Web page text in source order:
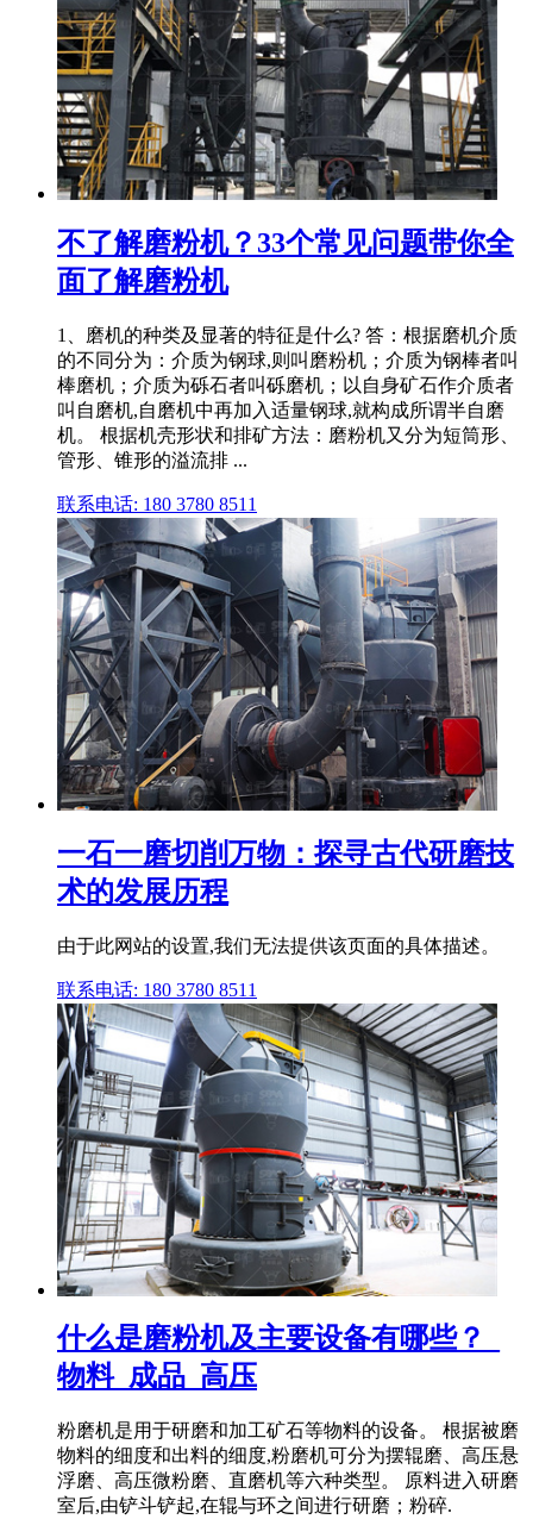
不了解磨粉机？33个常见问题带你全
面了解磨粉机
1、磨机的种类及显著的特征是什么? 答：根据磨机介质
的不同分为：介质为钢球,则叫磨粉机；介质为钢棒者叫
棒磨机；介质为砾石者叫砾磨机；以自身矿石作介质者
叫自磨机,自磨机中再加入适量钢球,就构成所谓半自磨
机。 根据机壳形状和排矿方法：磨粉机又分为短筒形、
管形、锥形的溢流排 ...
联系电话: 180 3780 8511
一石一磨切削万物：探寻古代研磨技
术的发展历程
由于此网站的设置,我们无法提供该页面的具体描述。
联系电话: 180 3780 8511
什么是磨粉机及主要设备有哪些？_
物料_成品_高压
粉磨机是用于研磨和加工矿石等物料的设备。 根据被磨
物料的细度和出料的细度,粉磨机可分为摆辊磨、高压悬
浮磨、高压微粉磨、直磨机等六种类型。 原料进入研磨
室后,由铲斗铲起,在辊与环之间进行研磨；粉碎.